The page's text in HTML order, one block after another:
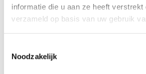
informatie die u aan ze heeft verstrekt
verzameld op basis van uw gebruik
Noodzakelijk
Naast de communicatie bestaat het
logopedisten ook voor een groot
begeleiden en adviseren bij het
en slikken zowel bij kinderen als bij